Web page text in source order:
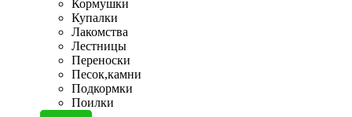
Кормушки
Купалки
Лакомства
Лестницы
Переноски
Песок,камни
Подкормки
Поилки